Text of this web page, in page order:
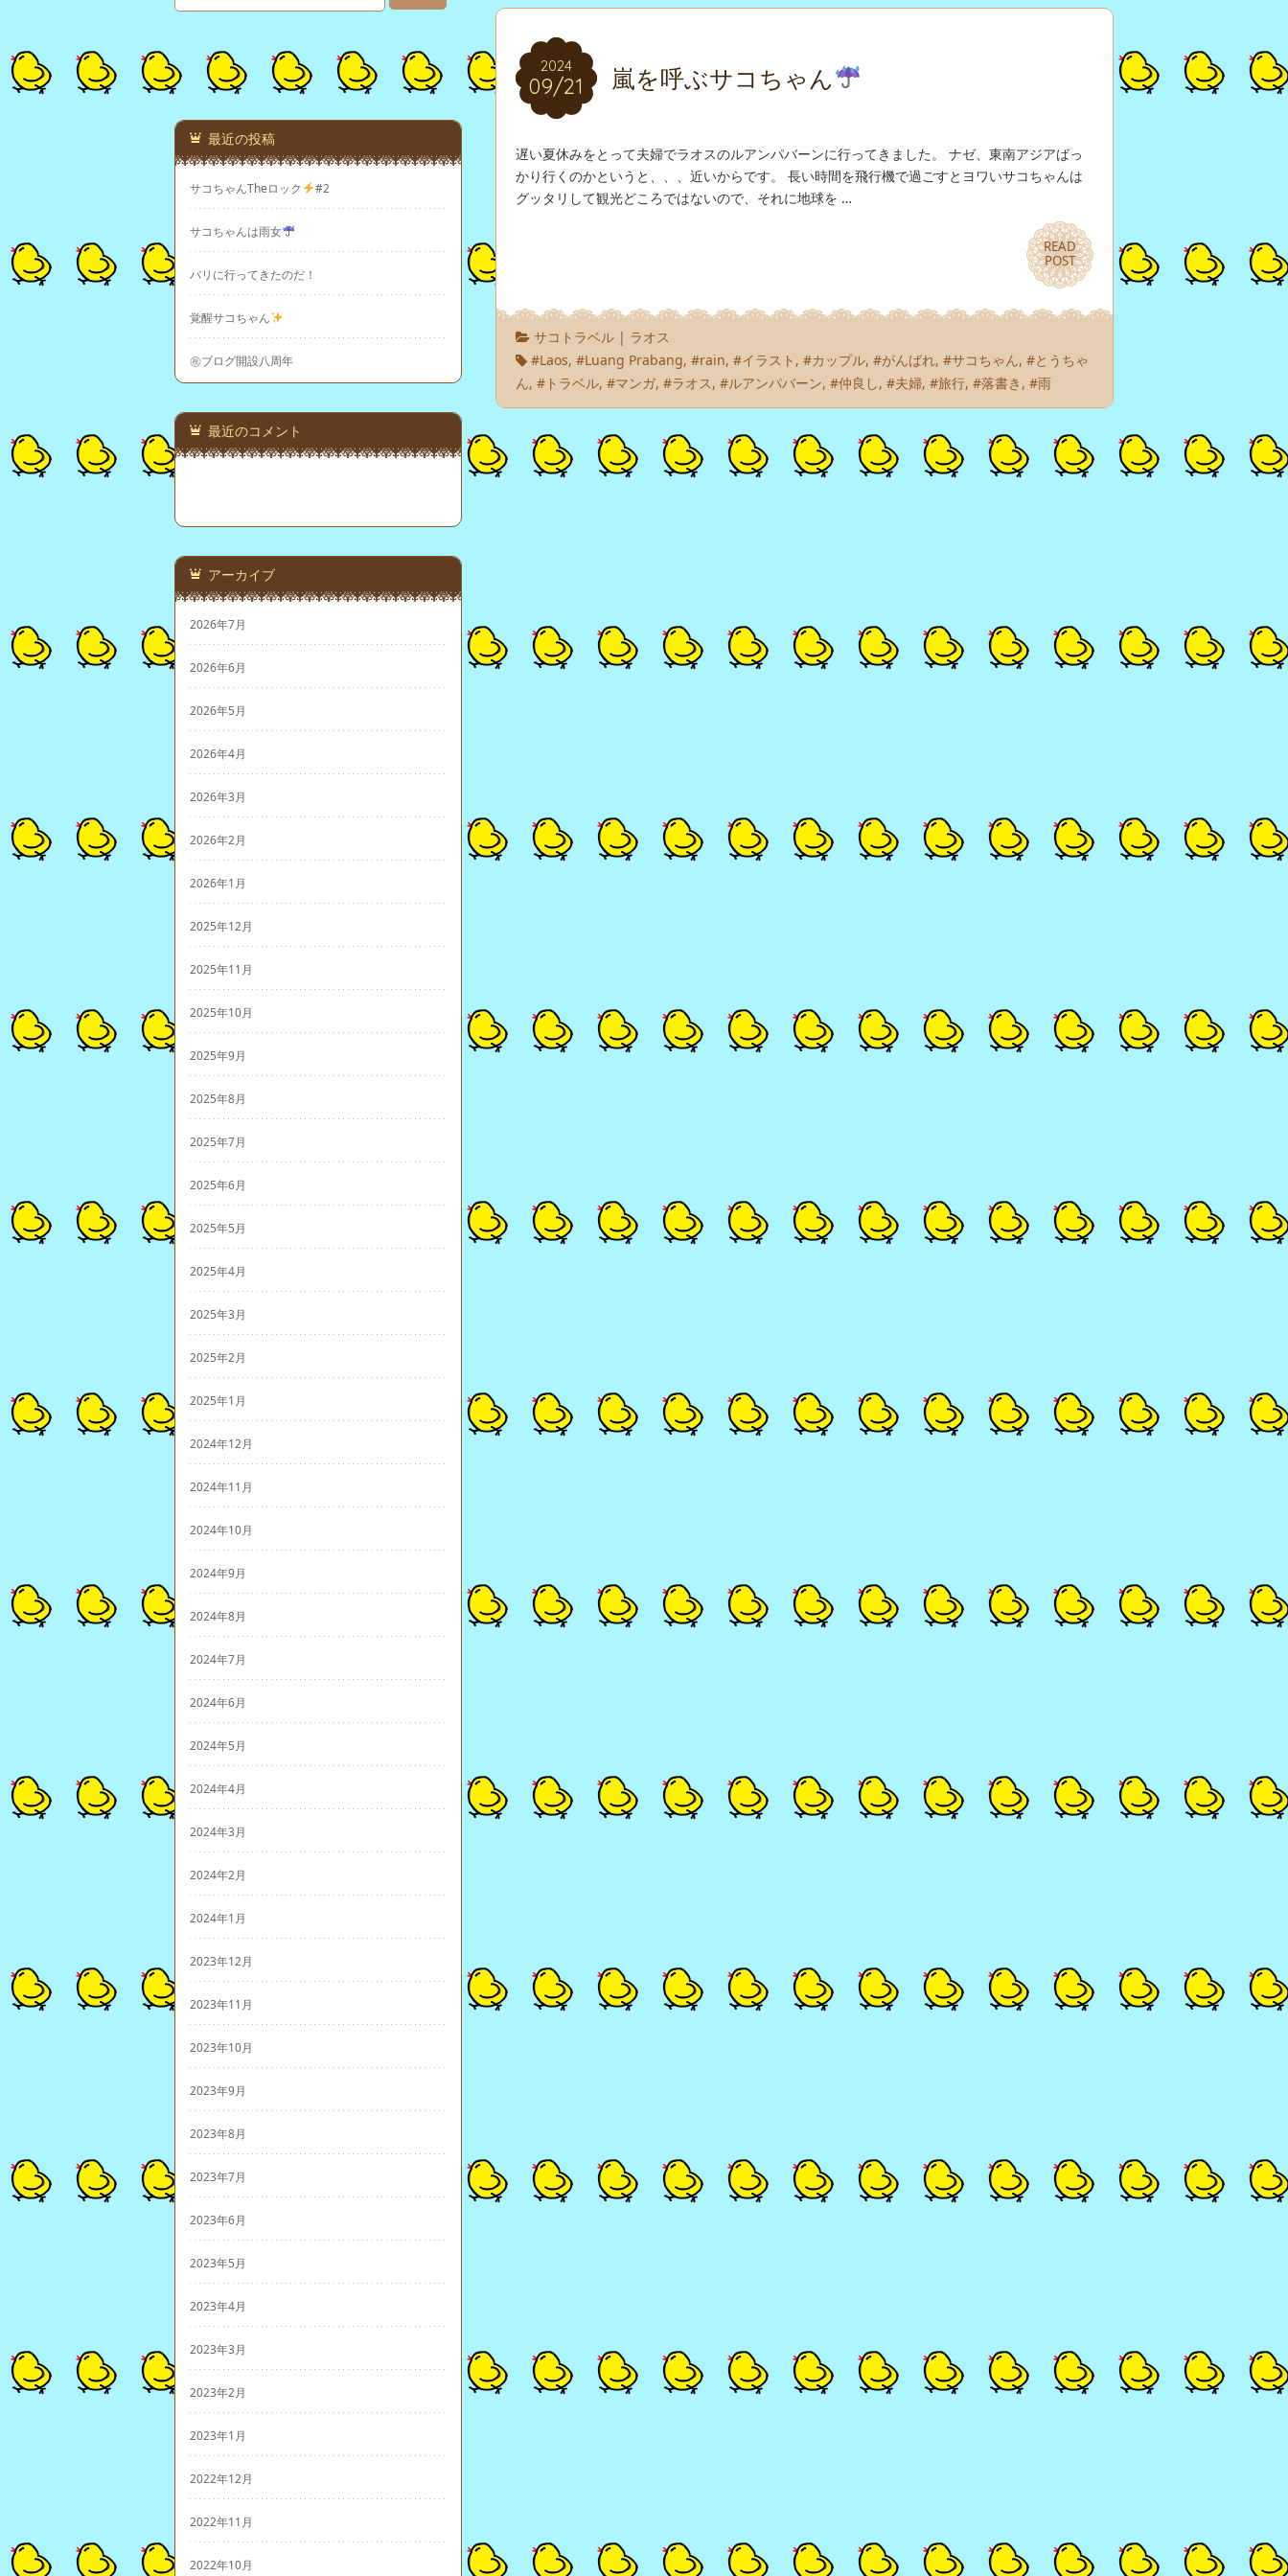
2024
09/21
2024
09/21 嵐を呼ぶサコちゃん
遅い夏休みをとって夫婦でラオスのルアンパバーンに行ってきました。 ナゼ、東南アジアばっ
かり行くのかというと、、、近いからです。 長い時間を飛行機で過ごすとヨワいサコちゃんは
グッタリして観光どころではないので、それに地球を …
READ
POST
READ
POST
サコトラベル | ラオス
#Laos,#Luang Prabang,#rain,#イラスト ,#カップル,#がんばれ,#サコちゃん,#とうちゃ
ん, #トラベル, #マンガ, #ラオス, #ルアンパバーン, #仲良し, #夫婦, #旅行, #落書き , #雨
最近の投稿
サコちゃんTheロック #2
サコちゃんは雨女
バリに行ってきたのだ！
覚醒サコちゃん
㊗ブログ開設八周年
最近のコメント
アーカイブ
2026年7月
2026年6月
2026年5月
2026年4月
2026年3月
2026年2月
2026年1月
2025年12月
2025年11月
2025年10月
2025年9月
2025年8月
2025年7月
2025年6月
2025年5月
2025年4月
2025年3月
2025年2月
2025年1月
2024年12月
2024年11月
2024年10月
2024年9月
2024年8月
2024年7月
2024年6月
2024年5月
2024年4月
2024年3月
2024年2月
2024年1月
2023年12月
2023年11月
2023年10月
2023年9月
2023年8月
2023年7月
2023年6月
2023年5月
2023年4月
2023年3月
2023年2月
2023年1月
2022年12月
2022年11月
2022年10月